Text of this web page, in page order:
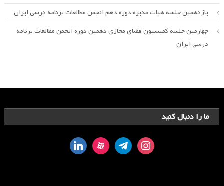
یازدهمین جلسه هیات مدیره دوره دهم انجمن مطالعات برنامه درسی ایران
چهارمین جلسه کمیسیون فضای مجازی دهمین دوره انجمن مطالعات برنامه
درسی ایران
ما را دنبال کنید
instagram
telegram
aparat
linkedin